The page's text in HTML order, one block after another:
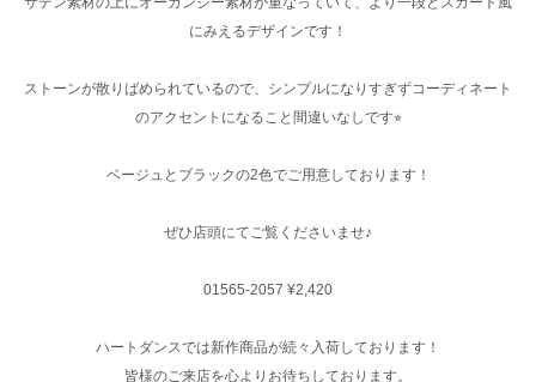
にみえるデザインです！
ストーンが散りばめられているので、シンプルになりすぎずコーディネート
のアクセントになること間違いなしです⭐︎
ベージュとブラックの2色でご用意しております！
ぜひ店頭にてご覧くださいませ♪
01565-2057 ¥2,420
ハートダンスでは新作商品が続々入荷しております！
皆様のご来店を心よりお待ちしております。